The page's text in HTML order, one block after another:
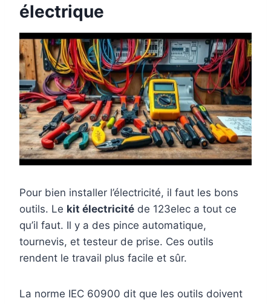
électrique
Pour bien installer l’électricité, il faut les bons
outils. Le kit électricité de 123elec a tout ce
qu’il faut. Il y a des pince automatique,
tournevis, et testeur de prise. Ces outils
rendent le travail plus facile et sûr.
La norme IEC 60900 dit que les outils doivent